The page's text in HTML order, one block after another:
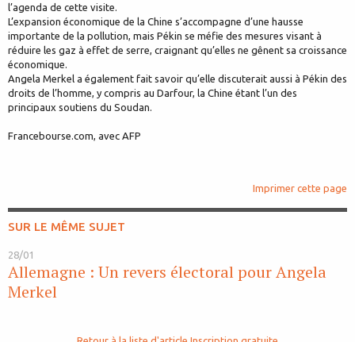
l’agenda de cette visite.
L’expansion économique de la Chine s’accompagne d’une hausse
importante de la pollution, mais Pékin se méfie des mesures visant à
réduire les gaz à effet de serre, craignant qu’elles ne gênent sa croissance
économique.
Angela Merkel a également fait savoir qu’elle discuterait aussi à Pékin des
droits de l’homme, y compris au Darfour, la Chine étant l’un des
principaux soutiens du Soudan.
Francebourse.com, avec AFP
Imprimer cette page
SUR LE MÊME SUJET
28/01
Allemagne : Un revers électoral pour Angela
Merkel